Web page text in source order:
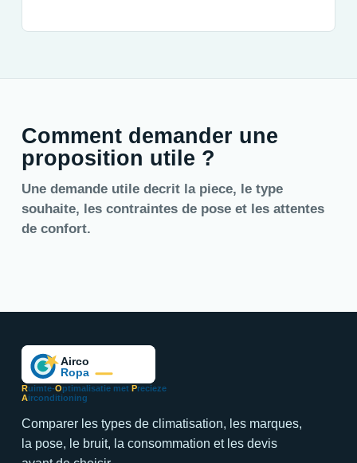
Comment demander une
proposition utile ?
Une demande utile decrit la piece, le type
souhaite, les contraintes de pose et les attentes
de confort.
Ruimte-Optimalisatie met Precieze
Airconditioning
Comparer les types de climatisation, les marques,
la pose, le bruit, la consommation et les devis